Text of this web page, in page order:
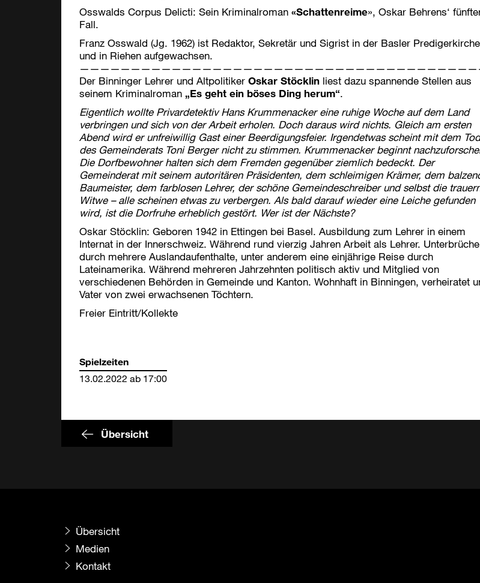
Osswalds Corpus Delicti: Sein Kriminalroman «Schattenreime», Oskar Behrens‘
Fall.
Franz Osswald (Jg. 1962) ist Redaktor, Sekretär und Sigrist in der Basler Predigerkirche
und in Riehen aufgewachsen.
Der Binninger Lehrer und Altpolitiker Oskar Stöcklin liest dazu spannende Stellen aus
seinem Kriminalroman „Es geht ein böses Ding herum“.
Eigentlich wollte Privardetektiv Hans Krummenacker eine ruhige Woche auf dem Land
verbringen und sich von der Arbeit erholen. Doch daraus wird nichts. Gleich am ersten
Abend wird er unfreiwillig Gast einer Beerdigungsfeier. Irgendetwas scheint mit dem Tod
des Gemeinderats Toni Berger nicht zu stimmen. Krummenacker beginnt
Die Dorfbewohner halten sich dem Fremden gegenüber ziemlich bedeckt. Der
Gemeinderat mit seinem autoritären Präsidenten, dem schleimigen Krämer, dem
Baumeister, dem farblosen Lehrer, der schöne Gemeindeschreiber und selbst die
Witwe – alle scheinen etwas zu verbergen. Als bald darauf wieder eine Leiche gefunden
wird, ist die Dorfruhe erheblich gestört. Wer ist der Nächste?
Oskar Stöcklin: Geboren 1942 in Ettingen bei Basel. Ausbildung zum Lehrer in einem
Internat in der Innerschweiz. Während rund vierzig Jahren Arbeit als Lehrer. Unterbrüche
durch mehrere Auslandaufenthalte, unter anderem eine einjährige Reise durch
Lateinamerika. Während mehreren Jahrzehnten politisch aktiv und Mitglied von
verschiedenen Behörden in Gemeinde und Kanton. Wohnhaft in Binningen, verheiratet
Vater von zwei erwachsenen Töchtern.
Freier Eintritt/Kollekte
Spielzeiten
13.02.2022 ab 17:00
Übersicht
Übersicht
Medien
Kontakt